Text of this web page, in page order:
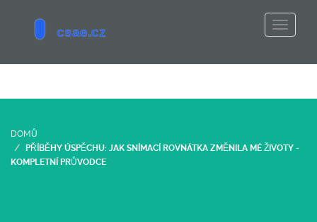
DOMŮ
PŘÍBĚHY ÚSPĚCHU: JAK SNÍMACÍ ROVNÁTKA ZMĚNILA MÉ ŽIVOTY -
KOMPLETNÍ PRŮVODCE